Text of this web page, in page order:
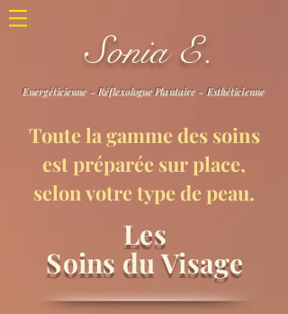
Sonia E.
Energéticienne - Réflexologue Plantaire - Esthéticienne
Toute la gamme des soins
est préparée sur place,
selon votre type de peau.
Les
Soins du Visage